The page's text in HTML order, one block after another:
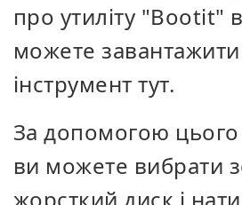
про утиліту "Bootit"
можете
інструмент тут.
За допомогою цього
ви можете вибрати